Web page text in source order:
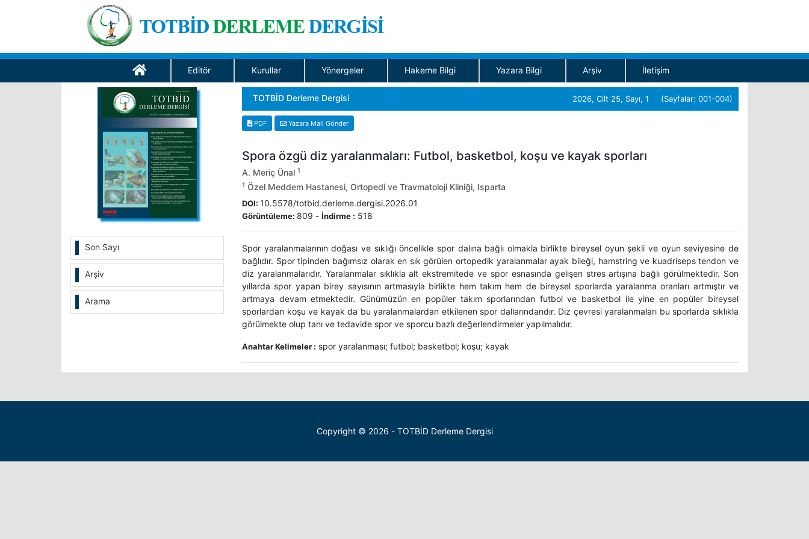
Editör Kurullar Yönergeler Hakeme Bilgi Yazara Bilgi Arşiv İletişim
Son Sayı
Arşiv
Arama
TOTBİD Derleme Dergisi 2026, Cilt 25, Sayı, 1 (Sayfalar: 001-004)
PDF Yazara Mail Gönder
Spora özgü diz yaralanmaları: Futbol, basketbol, koşu ve kayak sporları
A. Meriç Ünal 1
1 Özel Meddem Hastanesi, Ortopedi ve Travmatoloji Kliniği, Isparta
DOI: 10.5578/totbid.derleme.dergisi.2026.01
Görüntüleme: 809 - İndirme : 518
Spor yaralanmalarının doğası ve sıklığı öncelikle spor dalına bağlı olmakla birlikte bireysel oyun şekli ve oyun seviyesine de
bağlıdır. Spor tipinden bağımsız olarak en sık görülen ortopedik yaralanmalar ayak bileği, hamstring ve kuadriseps tendon ve
diz yaralanmalarıdır. Yaralanmalar sıklıkla alt ekstremitede ve spor esnasında gelişen stres artışına bağlı görülmektedir. Son
yıllarda spor yapan birey sayısının artmasıyla birlikte hem takım hem de bireysel sporlarda yaralanma oranları artmıştır ve
artmaya devam etmektedir. Günümüzün en popüler takım sporlarından futbol ve basketbol ile yine en popüler bireysel
sporlardan koşu ve kayak da bu yaralanmalardan etkilenen spor dallarındandır. Diz çevresi yaralanmaları bu sporlarda sıklıkla
görülmekte olup tanı ve tedavide spor ve sporcu bazlı değerlendirmeler yapılmalıdır.
Anahtar Kelimeler : spor yaralanması; futbol; basketbol; koşu; kayak
Copyright © 2026 - TOTBİD Derleme Dergisi